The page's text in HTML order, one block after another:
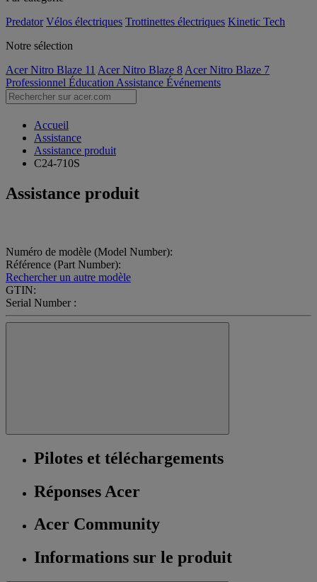
Predator Vélos électriques Trottinettes électriques Kinetic Tech
Notre sélection
Acer Nitro Blaze 11 Acer Nitro Blaze 8 Acer Nitro Blaze 7
Professionnel Éducation Assistance Événements
Accueil
Assistance
Assistance produit
C24-710S
Assistance produit
Numéro de modèle (Model Number):
Référence (Part Number):
Rechercher un autre modèle
GTIN:
Serial Number :
Pilotes et téléchargements
Réponses Acer
Acer Community
Informations sur le produit